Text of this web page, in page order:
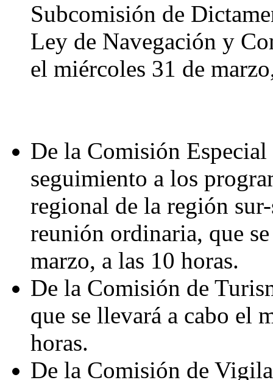
Subcomisión de
Ley de Navegación y
el miércoles 31 de
De la Comisión
seguimiento a los
regional de la región
reunión ordinaria, que
marzo, a las 10 horas.
De la Comisión de
que se llevará a cabo el
horas.
De la Comisión de